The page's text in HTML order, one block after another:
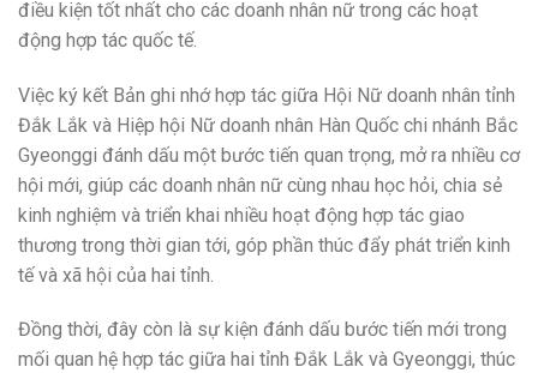
điều kiện tốt nhất cho các doanh nhân nữ trong các hoạt
động hợp tác quốc tế.
Việc ký kết Bản ghi nhớ hợp tác giữa Hội Nữ doanh nhân tỉnh
Đắk Lắk và Hiệp hội Nữ doanh nhân Hàn Quốc chi nhánh Bắc
Gyeonggi đánh dấu một bước tiến quan trọng, mở ra nhiều cơ
hội mới, giúp các doanh nhân nữ cùng nhau học hỏi, chia sẻ
kinh nghiệm và triển khai nhiều hoạt động hợp tác giao
thương trong thời gian tới, góp phần thúc đẩy phát triển kinh
tế và xã hội của hai tỉnh.
Đồng thời, đây còn là sự kiện đánh dấu bước tiến mới trong
mối quan hệ hợp tác giữa hai tỉnh Đắk Lắk và Gyeonggi, thúc